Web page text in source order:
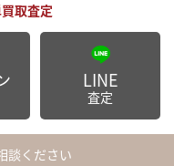
LINE
査定
談ください